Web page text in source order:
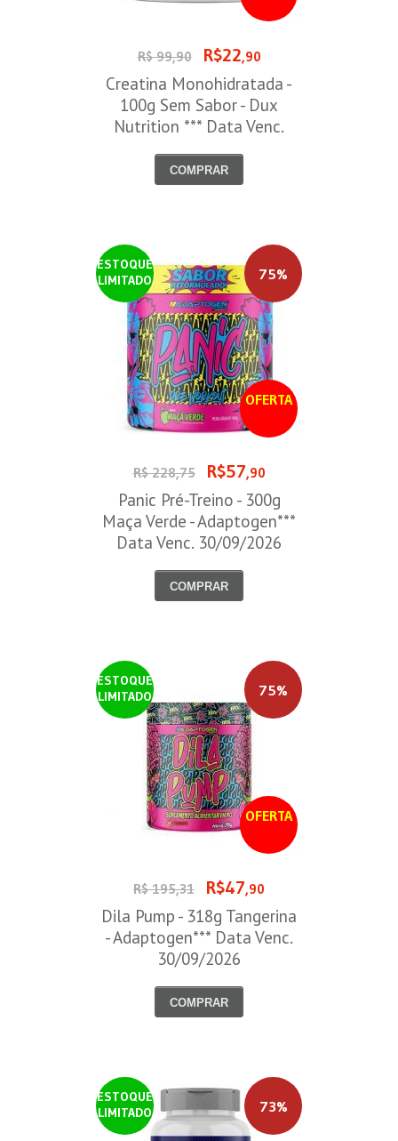
R$ 99,90 R$22,90
Creatina Monohidratada -
100g Sem Sabor - Dux
Nutrition *** Data Venc.
COMPRAR
ESTOQUE
LIMITADO
OFERTA
75%
R$ 228,75 R$57,90
Panic Pré-Treino - 300g
Maça Verde - Adaptogen***
Data Venc. 30/09/2026
COMPRAR
ESTOQUE
LIMITADO
OFERTA
75%
R$ 195,31 R$47,90
Dila Pump - 318g Tangerina
- Adaptogen*** Data Venc.
30/09/2026
COMPRAR
ESTOQUE
LIMITADO
73%